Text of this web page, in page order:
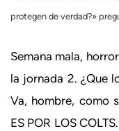
protegen de verdad?»
Semana mala,
la jornada 2. ¿Que
Va, hombre, como
ES POR LOS